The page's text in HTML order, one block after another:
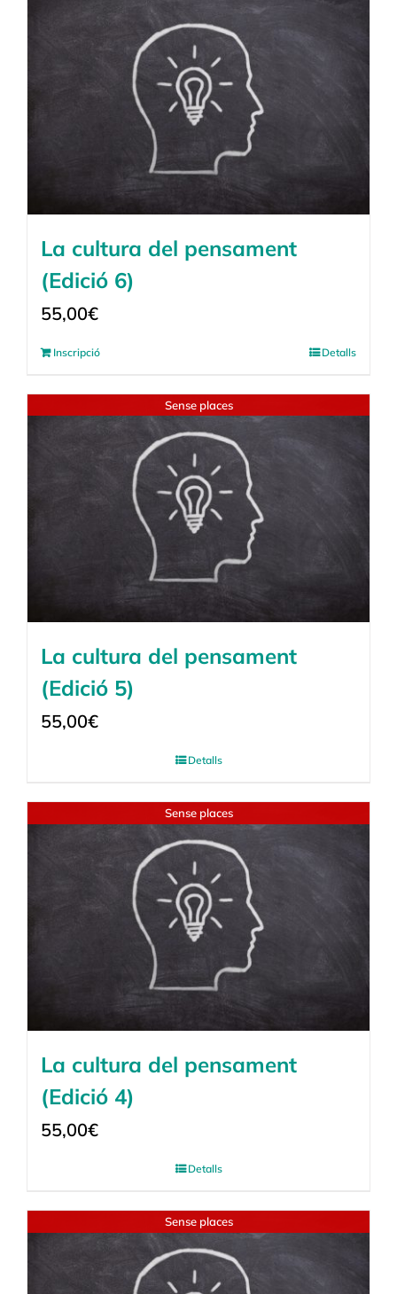
La cultura del pensament
(Edició 6)
55,00€
Inscripció Detalls
Sense places
La cultura del pensament
(Edició 5)
55,00€
Detalls
Sense places
La cultura del pensament
(Edició 4)
55,00€
Detalls
Sense places